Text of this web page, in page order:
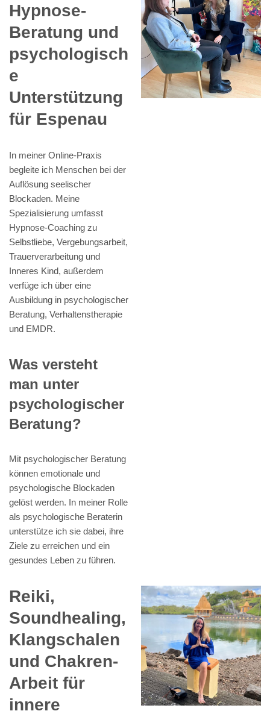
Hypnose-
Beratung und
psychologisch
e
Unterstützung
für Espenau
In meiner Online-Praxis
begleite ich Menschen bei der
Auflösung seelischer
Blockaden. Meine
Spezialisierung umfasst
Hypnose-Coaching zu
Selbstliebe, Vergebungsarbeit,
Trauerverarbeitung und
Inneres Kind, außerdem
verfüge ich über eine
Ausbildung in psychologischer
Beratung, Verhaltenstherapie
und EMDR.
Was versteht
man unter
psychologischer
Beratung?
Mit psychologischer Beratung
können emotionale und
psychologische Blockaden
gelöst werden. In meiner Rolle
als psychologische Beraterin
unterstütze ich sie dabei, ihre
Ziele zu erreichen und ein
gesundes Leben zu führen.
Reiki,
Soundhealing,
Klangschalen
und Chakren-
Arbeit für
innere